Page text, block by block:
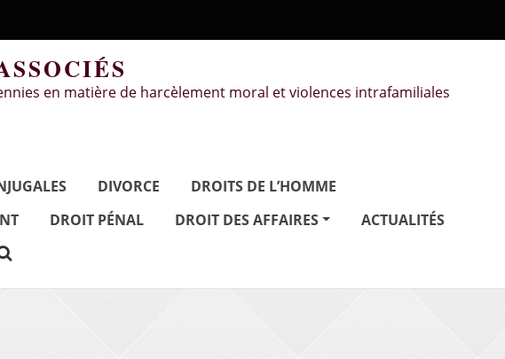
en matière de harcèlement moral et violences intrafamiliales
DIVORCE
DROITS DE L’HOMME
DROIT PÉNAL DROIT DES AFFAIRES
ACTUALITÉS